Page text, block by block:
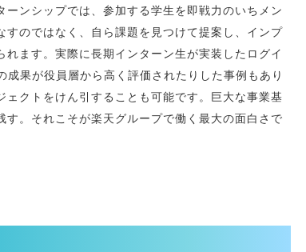
ンシップでは、参加する学生を即戦力のいちメン
のではなく、自ら課題を見つけて提案し、インプ
ます。実際に長期インターン生が実装したログイ
果が役員層から高く評価されたりした事例もあり
クトをけん引することも可能です。巨大な事業基
。それこそが楽天グループで働く最大の面白さで